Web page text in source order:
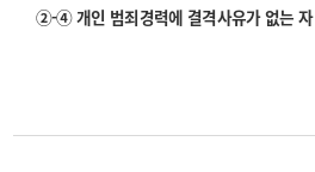
②-④ 개인 범죄경력에 결격사유가 없는 자